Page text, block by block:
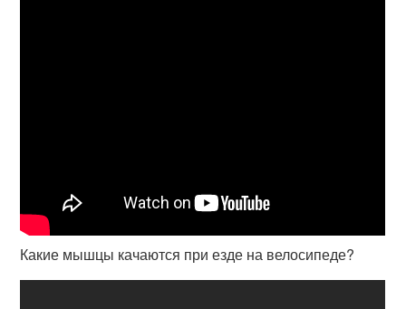
Какие мышцы качаются при езде на велосипеде?